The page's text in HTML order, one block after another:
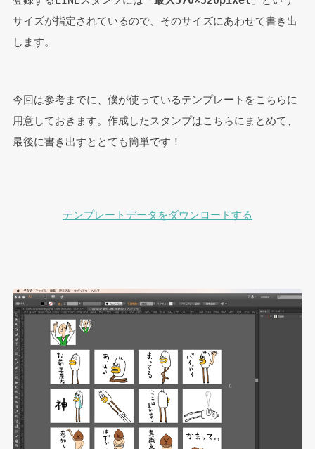
サイズが指定されているので、そのサイズにあわせて書き出
します。
今回は参考までに、僕が使っているテンプレートをこちらに
用意しておきます。作成したスタンプはこちらにまとめて、
最後に書き出すととても簡単です！
テンプレートデータをダウンロードする